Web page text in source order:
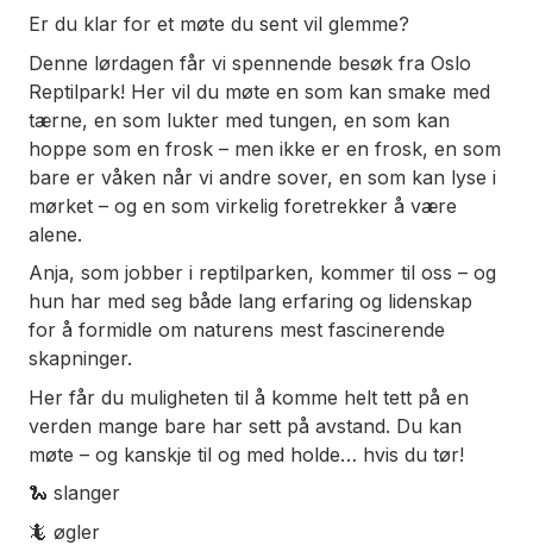
Er du klar for et møte du sent vil glemme?
Denne lørdagen får vi spennende besøk fra Oslo
Reptilpark! Her vil du møte en som kan smake med
tærne, en som lukter med tungen, en som kan
hoppe som en frosk – men ikke er en frosk, en som
bare er våken når vi andre sover, en som kan lyse i
mørket – og en som virkelig foretrekker å være
alene.
Anja, som jobber i reptilparken, kommer til oss – og
hun har med seg både lang erfaring og lidenskap
for å formidle om naturens mest fascinerende
skapninger.
Her får du muligheten til å komme helt tett på en
verden mange bare har sett på avstand. Du kan
møte – og kanskje til og med holde… hvis du tør!
🐍 slanger
🦎 øgler